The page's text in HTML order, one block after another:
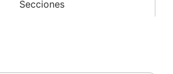
Secciones